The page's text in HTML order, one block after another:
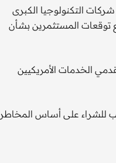
التكنولوجيا الكبرى
من 6 % بعد أن فشلت في إشباع توقعات المستثمرين بشأن
بي 500" أكثر من 1 % عقب تقرير عن مقدمي الخدمات الأمريكيين
للشراء على أساس المخاطر